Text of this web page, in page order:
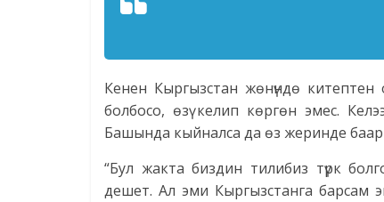
Кенен Кыргызстан жөнүндө
болбосо, өзү келип көргөн эмес.
Башында кыйналса да өз жеринде
“Бул жакта биздин тилибиз түрк
дешет. Ал эми Кыргызстанга барсам